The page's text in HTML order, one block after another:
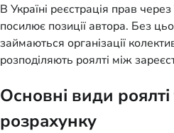
В Україні реєстрація прав
посилює позиції автора. Без
займаються організації
розподіляють роялті між
Основні види
розрахунку